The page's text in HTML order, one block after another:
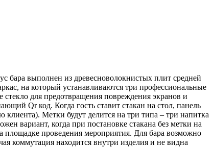
бара выполнен из древесноволокнистых плит средней
на который устанавливаются три профессиональные
для предотвращения повреждения экранов и
Qr код. Когда гость ставит стакан на стол, панель
Метки будут делится на три типа – три напитка
вариант, когда при постановке стакана без метки на
площадке проведения мероприятия. Для бара возможно
коммутация находится внутри изделия и не видна